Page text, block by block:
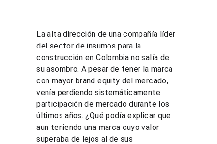
La alta dirección de una compañía líder
del sector de insumos para la
construcción en Colombia no salía de
su asombro. A pesar de tener la marca
con mayor brand equity del mercado,
venía perdiendo sistemáticamente
participación de mercado durante los
últimos años. ¿Qué podía explicar que
aun teniendo una marca cuyo valor
superaba de lejos al de sus